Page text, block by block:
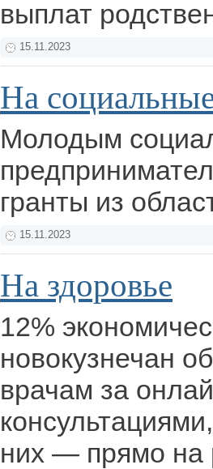
выплат
15.11.2023
На
Молодым
гранты из
15.11.2023
На здоровье
12%
новокузнечан
врачам за
них — прямо на